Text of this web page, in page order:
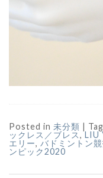
Posted in 未分類 |
ックレス／ブレス,LIU
エリー, バドミントン
ンピック2020